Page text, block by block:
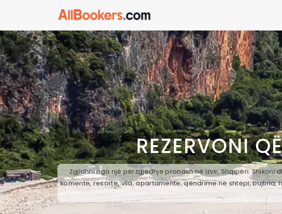
REZERVONI
Zgjidhni nga një përzgjedhje pronash në Izvir, Shqipëri.
komente, resorte, vila, apartamente, qëndrime në shtëpi,